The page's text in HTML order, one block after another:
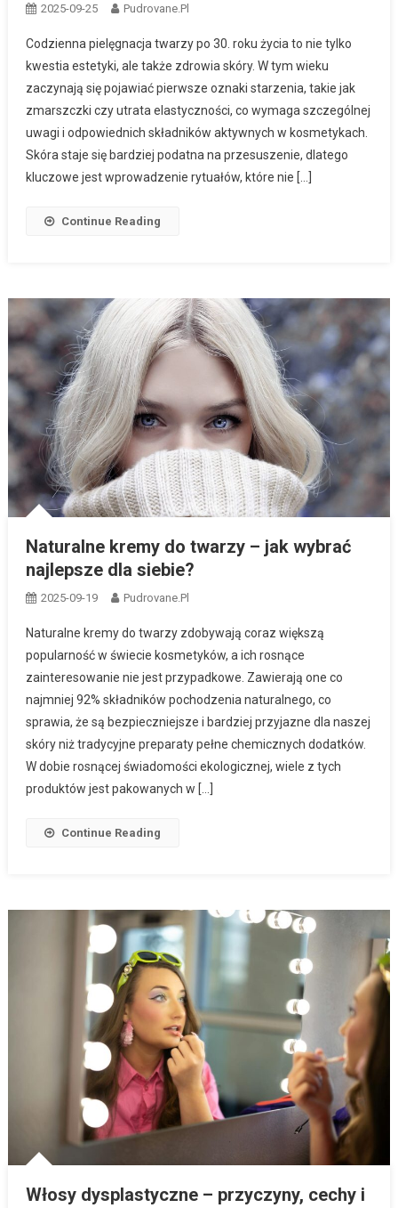
2025-09-25 Pudrovane.pl
Codzienna pielęgnacja twarzy po 30. roku życia to nie tylko
kwestia estetyki, ale także zdrowia skóry. W tym wieku
zaczynają się pojawiać pierwsze oznaki starzenia, takie jak
zmarszczki czy utrata elastyczności, co wymaga szczególnej
uwagi i odpowiednich składników aktywnych w kosmetykach.
Skóra staje się bardziej podatna na przesuszenie, dlatego
kluczowe jest wprowadzenie rytuałów, które nie […]
Continue Reading
Naturalne kremy do twarzy – jak wybrać
najlepsze dla siebie?
2025-09-19 Pudrovane.pl
Naturalne kremy do twarzy zdobywają coraz większą
popularność w świecie kosmetyków, a ich rosnące
zainteresowanie nie jest przypadkowe. Zawierają one co
najmniej 92% składników pochodzenia naturalnego, co
sprawia, że są bezpieczniejsze i bardziej przyjazne dla naszej
skóry niż tradycyjne preparaty pełne chemicznych dodatków.
W dobie rosnącej świadomości ekologicznej, wiele z tych
produktów jest pakowanych w […]
Continue Reading
Włosy dysplastyczne – przyczyny, cechy i